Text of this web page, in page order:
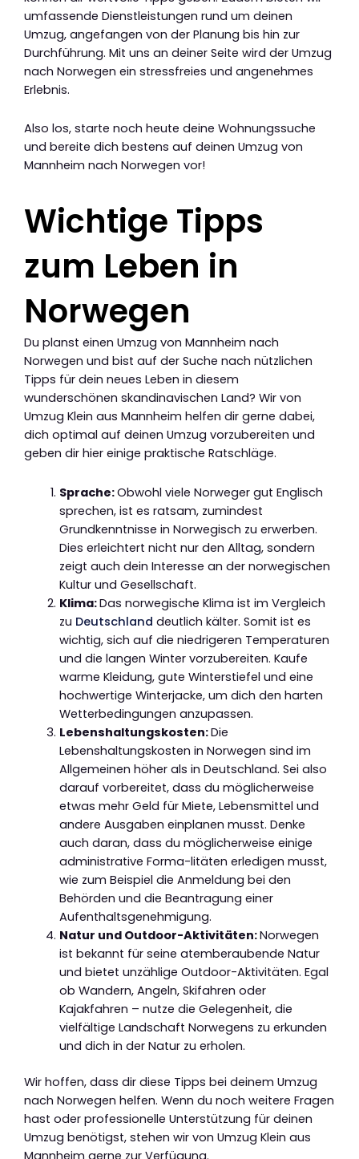
umfassende Dienstleistungen rund um deinen
Umzug, angefangen von der Planung bis hin zur
Durchführung. Mit uns an deiner Seite wird der Umzug
nach Norwegen ein stressfreies und angenehmes
Erlebnis.
Also los, starte noch heute deine Wohnungssuche
und bereite dich bestens auf deinen Umzug von
Mannheim nach Norwegen vor!
Wichtige Tipps
zum Leben in
Norwegen
Du planst einen Umzug von Mannheim nach
Norwegen und bist auf der Suche nach nützlichen
Tipps für dein neues Leben in diesem
wunderschönen skandinavischen Land? Wir von
Umzug Klein aus Mannheim helfen dir gerne dabei,
dich optimal auf deinen Umzug vorzubereiten und
geben dir hier einige praktische Ratschläge.
Sprache:Obwohl viele Norweger gut Englisch
sprechen, ist es ratsam, zumindest
Grundkenntnisse in Norwegisch zu erwerben.
Dies erleichtert nicht nur den Alltag, sondern
zeigt auch dein Interesse an der norwegischen
Kultur und Gesellschaft.
Klima:Das norwegische Klima ist im Vergleich
zu Deutschland deutlich kälter. Somit ist es
wichtig, sich auf die niedrigeren Temperaturen
und die langen Winter vorzubereiten. Kaufe
warme Kleidung, gute Winterstiefel und eine
hochwertige Winterjacke, um dich den harten
Wetterbedingungen anzupassen.
Lebenshaltungskosten:Die
Lebenshaltungskosten in Norwegen sind im
Allgemeinen höher als in Deutschland. Sei also
darauf vorbereitet, dass du möglicherweise
etwas mehr Geld für Miete, Lebensmittel und
andere Ausgaben einplanen musst. Denke
auch daran, dass du möglicherweise einige
administrative Forma-litäten erledigen musst,
wie zum Beispiel die Anmeldung bei den
Behörden und die Beantragung einer
Aufenthaltsgenehmigung.
Natur und Outdoor-Aktivitäten:Norwegen
ist bekannt für seine atemberaubende Natur
und bietet unzählige Outdoor-Aktivitäten. Egal
ob Wandern, Angeln, Skifahren oder
Kajakfahren – nutze die Gelegenheit, die
vielfältige Landschaft Norwegens zu erkunden
und dich in der Natur zu erholen.
Wir hoffen, dass dir diese Tipps bei deinem Umzug
nach Norwegen helfen. Wenn du noch weitere Fragen
hast oder professionelle Unterstützung für deinen
Umzug benötigst, stehen wir von Umzug Klein aus
Mannheim gerne zur Verfügung.